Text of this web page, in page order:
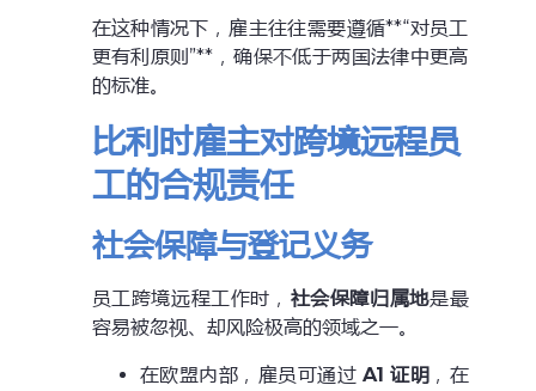
在这种情况下，雇主往往需要遵循**“对员工
更有利原则”**，确保不低于两国法律中更高
的标准。
比利时雇主对跨境远程员
工的合规责任
社会保障与登记义务
员工跨境远程工作时， 社会保障归属地是最
容易被忽视、却风险极高的领域之一。
在欧盟内部，雇员可通过 A1 证明 ，在